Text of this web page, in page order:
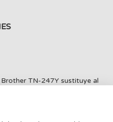
TN-247Y sustituye al
BROTHER HL-
BROTHER HL-